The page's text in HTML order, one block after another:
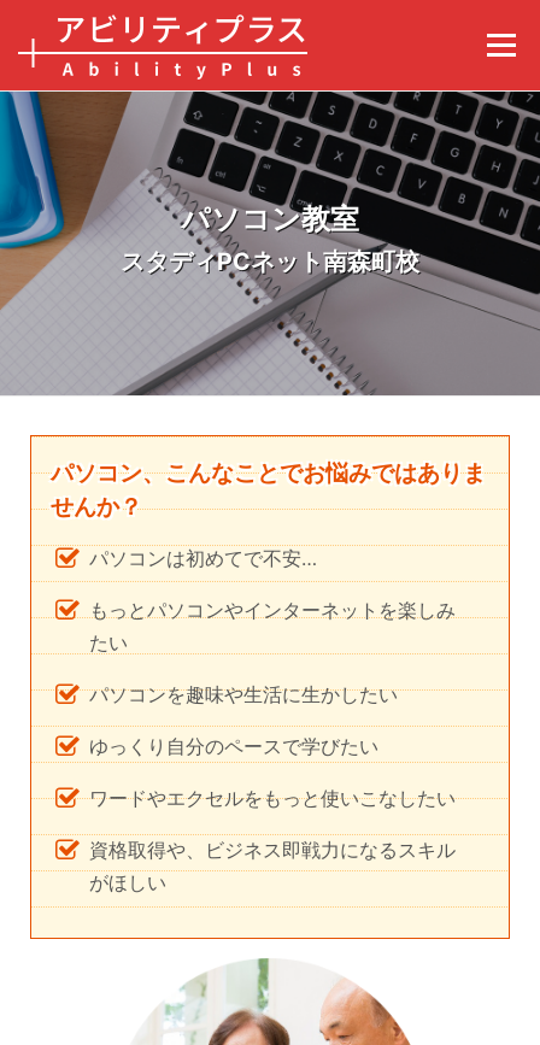
コンテンツへスキップ
メニ
パソコン教室
スタディPCネット南森町校
パソコン、こんなことでお悩みではありま
せんか？
パソコンは初めてで不安…
もっとパソコンやインターネットを楽しみ
たい
パソコンを趣味や生活に生かしたい
ゆっくり自分のペースで学びたい
ワードやエクセルをもっと使いこなしたい
資格取得や、ビジネス即戦力になるスキル
がほしい